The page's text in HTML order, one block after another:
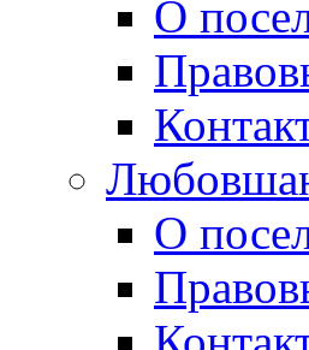
О
О